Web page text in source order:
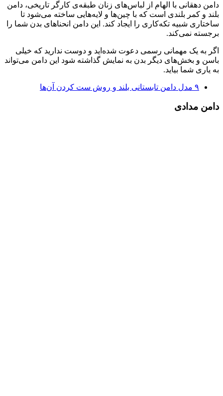
دامن دهقانی با الهام از لباس‌های زنان طبقه‌ی کارگر تاریخی، دامن
بلند و کمر بلندی است که با چین‌ها و لایه‌هایی ساخته می‌شود تا
ساختاری شبیه تکه‌کاری را ایجاد کند. این دامن انحناهای بدن شما را
برجسته نمی‌کند.
اگر به یک مهمانی رسمی دعوت شده‌اید و دوست ندارید که خیلی
باسن و بخش‌های دیگر بدن به نمایش گذاشته شود این دامن می‌تواند
به یاری شما بیاید.
۹ مدل دامن تابستانی بلند و روش ست کردن آن‌ها
دامن مدادی